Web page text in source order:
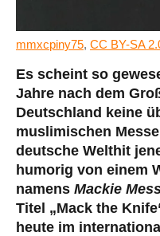
mmxcpiny75, CC BY-SA
Es scheint so
Jahre nach dem
Deutschland keine
muslimischen
deutsche Welthit
humorig von einem
namens Mackie
Titel „Mack the
heute im